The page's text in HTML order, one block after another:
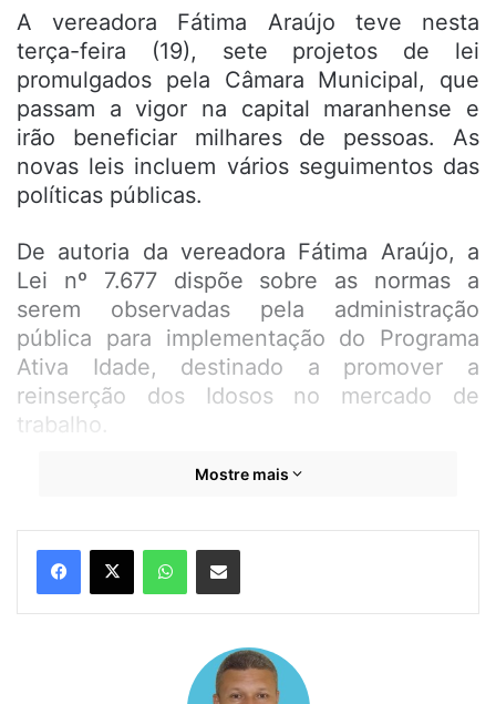
A vereadora Fátima Araújo teve nesta
terça-feira (19), sete projetos de lei
promulgados pela Câmara Municipal, que
passam a vigor na capital maranhense e
irão beneficiar milhares de pessoas. As
novas leis incluem vários seguimentos das
políticas públicas.
De autoria da vereadora Fátima Araújo, a
Lei nº 7.677 dispõe sobre as normas a
serem observadas pela administração
pública para implementação do Programa
Ativa Idade, destinado a promover a
reinserção dos Idosos no mercado de
trabalho.
Oriunda de um projeto de lei da vereadora
reserva de 30% dos espaços destinados às
barracas, nas festividades oficiais do
Município, para barraqueiros e
situadas em São Luís.
Mostre mais